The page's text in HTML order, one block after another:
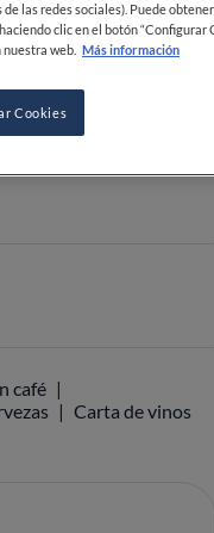
21 30 77
café
Carta de vinos
de las redes sociales). Puede
clic en el botón “Configurar
web. Más información
Cookies